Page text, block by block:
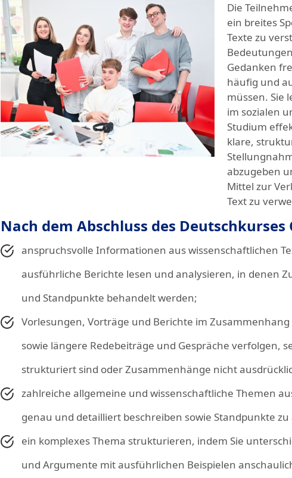
Die
ein breites
Texte zu
Gedanken
häufig und
müssen. Sie
im sozialen
Studium
klare,
abzugeben
Mittel zur
Text zu
Nach dem Abschluss des Deutschkurses
anspruchsvolle Informationen aus wissenschaftlichen
ausführliche Berichte lesen und analysieren, in denen
und Standpunkte behandelt werden;
Vorlesungen, Vorträge und Berichte im
sowie längere Redebeiträge und Gespräche verfolgen,
strukturiert sind oder Zusammenhänge nicht
zahlreiche allgemeine und wissenschaftliche Themen
genau und detailliert beschreiben sowie Standpunkte
ein komplexes Thema strukturieren, indem Sie
und Argumente mit ausführlichen Beispielen